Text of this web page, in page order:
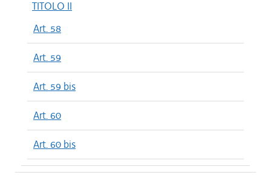
TITOLO II
Art. 58
Art. 59
Art. 59 bis
Art. 60
Art. 60 bis